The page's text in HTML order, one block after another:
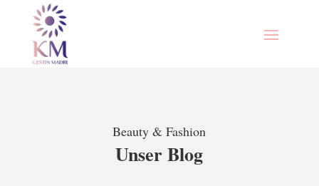
Beauty & Fashion
Unser Blog